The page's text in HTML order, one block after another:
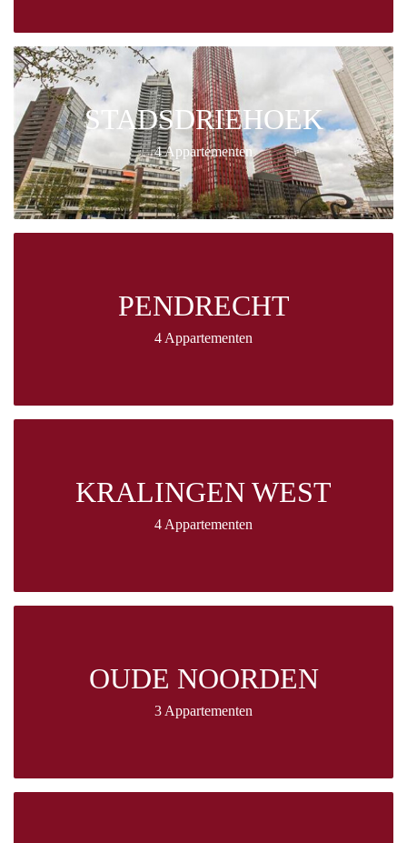
STADSDRIEHOEK
4 Appartementen
PENDRECHT
4 Appartementen
KRALINGEN WEST
4 Appartementen
OUDE NOORDEN
3 Appartementen